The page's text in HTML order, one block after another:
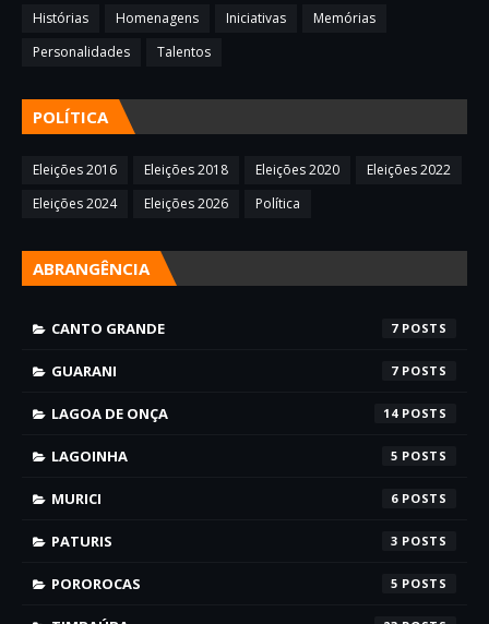
Histórias
Homenagens Iniciativas
Memórias
Personalidades
Talentos
POLÍTICA
Eleições 2016 Eleições 2018 Eleições 2020
Eleições 2022
Eleições 2024
Eleições 2026 Política
ABRANGÊNCIA
CANTO GRANDE 7
GUARANI 7
LAGOA DE ONÇA 14
LAGOINHA 5
MURICI 6
PATURIS 3
POROROCAS 5